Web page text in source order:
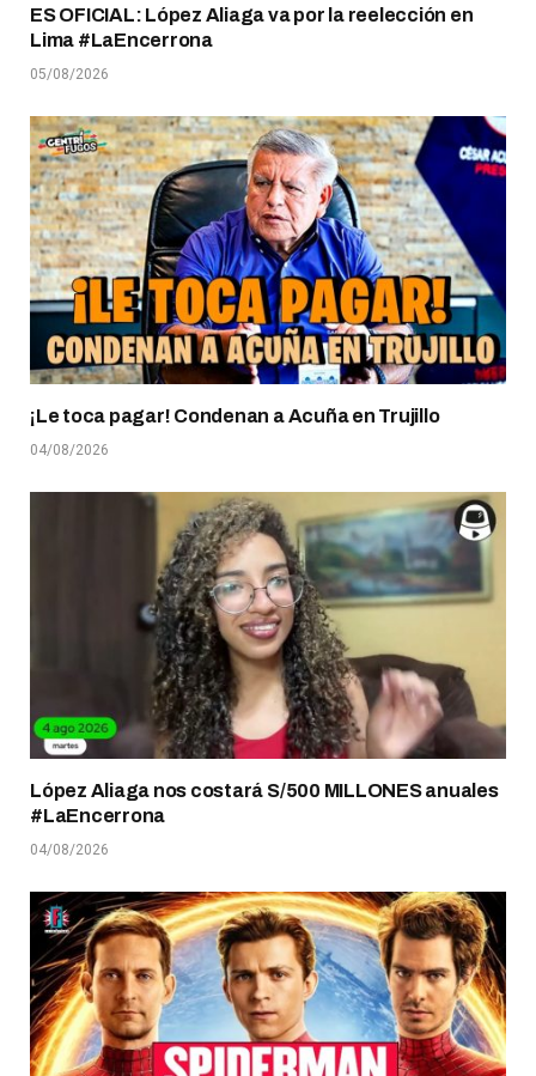
ES OFICIAL: López Aliaga va por la reelección en
Lima #LaEncerrona
05/08/2026
¡Le toca pagar! Condenan a Acuña en Trujillo
04/08/2026
López Aliaga nos costará S/500 MILLONES anuales
#LaEncerrona
04/08/2026